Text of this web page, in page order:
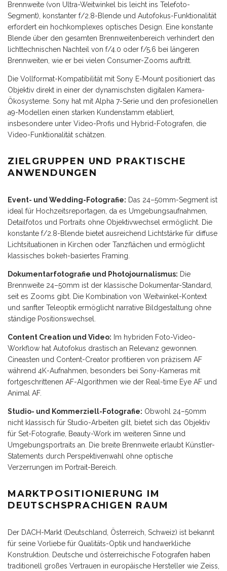
Brennweite (von Ultra-Weitwinkel bis leicht ins Telefoto-
Segment), konstanter f/2.8-Blende und Autofokus-Funktionalität
erfordert ein hochkomplexes optisches Design. Eine konstante
Blende über den gesamten Brennweitenbereich verhindert den
lichttechnischen Nachteil von f/4.0 oder f/5.6 bei längeren
Brennweiten, wie er bei vielen Consumer-Zooms auftritt.
Die Vollformat-Kompatibilität mit Sony E-Mount positioniert das
Objektiv direkt in einer der dynamischsten digitalen Kamera-
Ökosysteme. Sony hat mit Alpha 7-Serie und den profesionellen
a9-Modellen einen starken Kundenstamm etabliert,
insbesondere unter Video-Profis und Hybrid-Fotografen, die
Video-Funktionalität schätzen.
ZIELGRUPPEN UND PRAKTISCHE
ANWENDUNGEN
Event- und Wedding-Fotografie: Das 24–50mm-Segment ist
ideal für Hochzeitsreportagen, da es Umgebungsaufnahmen,
Detailfotos und Portraits ohne Objektivwechsel ermöglicht. Die
konstante f/2.8-Blende bietet ausreichend Lichtstärke für diffuse
Lichtsituationen in Kirchen oder Tanzflächen und ermöglicht
klassisches bokeh-basiertes Framing.
Dokumentarfotografie und Photojournalismus: Die
Brennweite 24–50mm ist der klassische Dokumentar-Standard,
seit es Zooms gibt. Die Kombination von Weitwinkel-Kontext
und sanfter Teleoptik ermöglicht narrative Bildgestaltung ohne
ständige Positionswechsel.
Content Creation und Video: Im hybriden Foto-Video-
Workflow hat Autofokus drastisch an Relevanz gewonnen.
Cineasten und Content-Creator profitieren von präzisem AF
während 4K-Aufnahmen, besonders bei Sony-Kameras mit
fortgeschrittenen AF-Algorithmen wie der Real-time Eye AF und
Animal AF.
Studio- und Kommerziell-Fotografie: Obwohl 24–50mm
nicht klassisch für Studio-Arbeiten gilt, bietet sich das Objektiv
für Set-Fotografie, Beauty-Work im weiteren Sinne und
Umgebungsportraits an. Die breite Brennweite erlaubt Künstler-
Statements durch Perspektivenwahl ohne optische
Verzerrungen im Portrait-Bereich.
MARKTPOSITIONIERUNG IM
DEUTSCHSPRACHIGEN RAUM
Der DACH-Markt (Deutschland, Österreich, Schweiz) ist bekannt
für seine Vorliebe für Qualitäts-Optik und handwerkliche
Konstruktion. Deutsche und österreichische Fotografen haben
traditionell großes Vertrauen in europäische Hersteller wie Zeiss,